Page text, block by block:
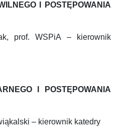
I POSTĘPOWANIA
prof. WSPiA – kierownik
I POSTĘPOWANIA
– kierownik katedry